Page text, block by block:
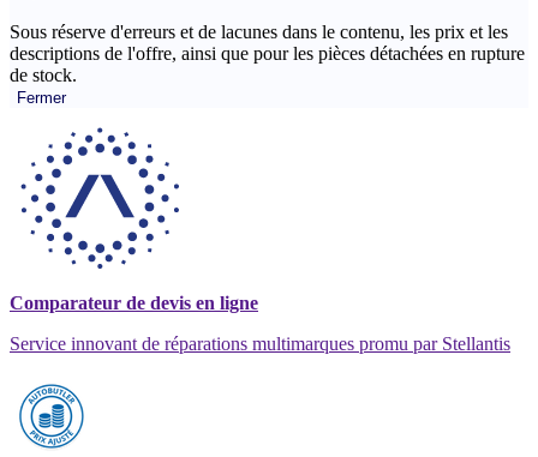
Sous réserve d'erreurs et de lacunes dans le contenu, les prix et les
descriptions de l'offre, ainsi que pour les pièces détachées en rupture
de stock.
Fermer
Comparateur de devis en ligne
Service innovant de réparations multimarques promu par Stellantis